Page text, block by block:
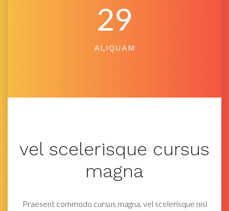
29
ALIQUAM
vel scelerisque cursus
magna
Praesent commodo cursus magna, vel scelerisque nisl